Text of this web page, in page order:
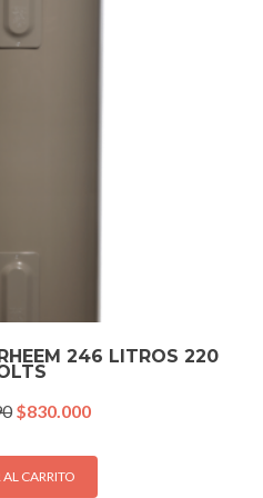
246 LITROS 220
El
original
era:
$830.000El
actual
CARRITO